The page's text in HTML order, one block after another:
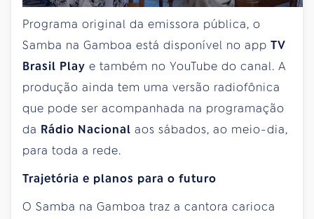
Programa original da emissora pública, o
Samba na Gamboa está disponível no app TV
Brasil Play e também no YouTube do canal. A
produção ainda tem uma versão radiofônica
que pode ser acompanhada na programação
da Rádio Nacional aos sábados, ao meio-dia,
para toda a rede.
Trajetória e planos para o futuro
O Samba na Gamboa traz a cantora carioca